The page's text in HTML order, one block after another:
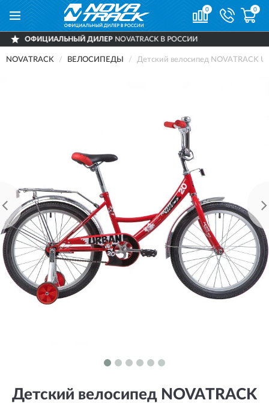
0 0
ДИЛЕРNOVATRACK В РОССИИ
NOVATRACK ВЕЛОСИПЕДЫ Детский велосипед NOVATRACK
Детский велосипед NOVATRACK